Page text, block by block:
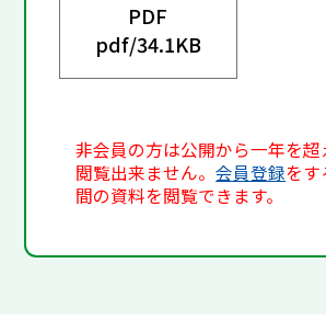
PDF
pdf/34.1KB
非会員の方は公開から一年を超
閲覧出来ません。会員登録をす
間の資料を閲覧できます。